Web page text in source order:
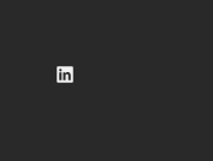
LinkedIn